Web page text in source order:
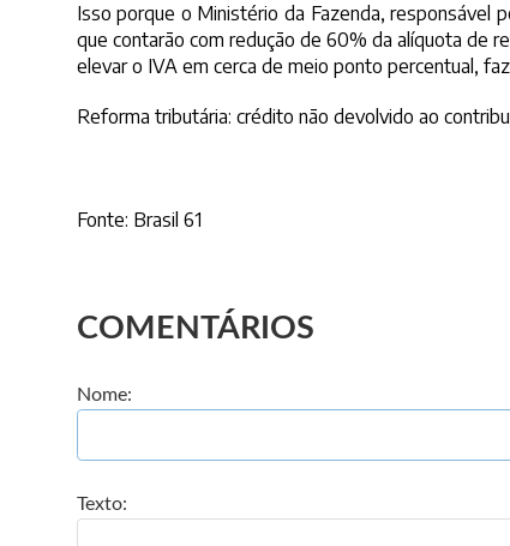
Isso porque o Ministério da Fazenda, responsável
que contarão com redução de 60% da alíquota de
elevar o IVA em cerca de meio ponto percentual,
Reforma tributária: crédito não devolvido ao
Fonte: Brasil 61
COMENTÁRIOS
Nome:
Texto: